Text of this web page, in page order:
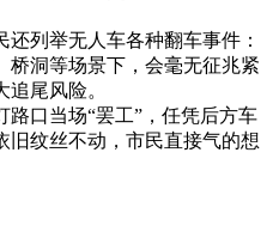
列举无人车各种翻车事件：
桥洞等场景下，会毫无征兆紧
尾风险。
路口当场“罢工”，任凭后方车
旧纹丝不动，市民直接气的想